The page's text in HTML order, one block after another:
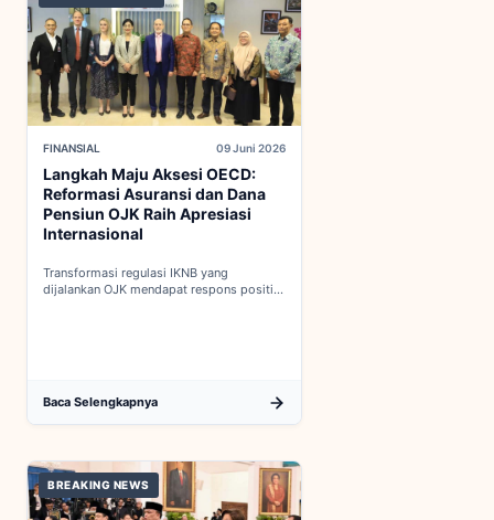
FINANSIAL 09 Juni 2026
Langkah Maju Aksesi OECD:
Reformasi Asuransi dan Dana
Pensiun OJK Raih Apresiasi
Internasional
Transformasi regulasi IKNB yang
dijalankan OJK mendapat respons positif
Baca Selengkapnya
BREAKING NEWS